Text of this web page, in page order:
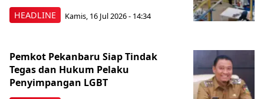
HEADLINE Kamis, 16 Jul 2026 - 14:34
Pemkot Pekanbaru Siap Tindak
Tegas dan Hukum Pelaku
Penyimpangan LGBT